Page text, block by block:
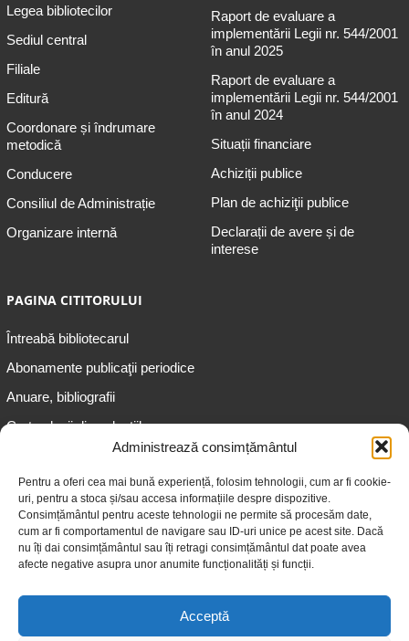
Administrează consimțământul
Pentru a oferi cea mai bună experiență, folosim tehnologii, cum ar fi cookie-
uri, pentru a stoca și/sau accesa informațiile despre dispozitive.
Consimțământul pentru aceste tehnologii ne permite să procesăm date,
cum ar fi comportamentul de navigare sau ID-uri unice pe acest site. Dacă
nu îți dai consimțământul sau îți retragi consimțământul dat poate avea
afecte negative asupra unor anumite funcționalități și funcții.
Acceptă
Legea bibliotecilor
Sediul central
Filiale
Editură
Coordonare și îndrumare
metodică
Conducere
Consiliul de Administrație
Organizare internă
Raport de evaluare a
implementării Legii nr. 544/2001
în anul 2025
Raport de evaluare a
implementării Legii nr. 544/2001
în anul 2024
Situații financiare
Achiziții publice
Plan de achiziţii publice
Declarații de avere și de
interese
PAGINA CITITORULUI
Întreabă bibliotecarul
Abonamente publicaţii periodice
Anuare, bibliografii
Cartea lunii din colecțiile
Informații pentru adolescenți
Informații pentru adulți
Informații pentru seniori